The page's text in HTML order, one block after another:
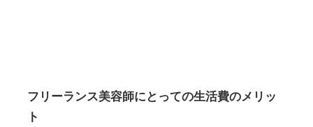
フリーランス美容師にとっての生活費のメリッ
ト